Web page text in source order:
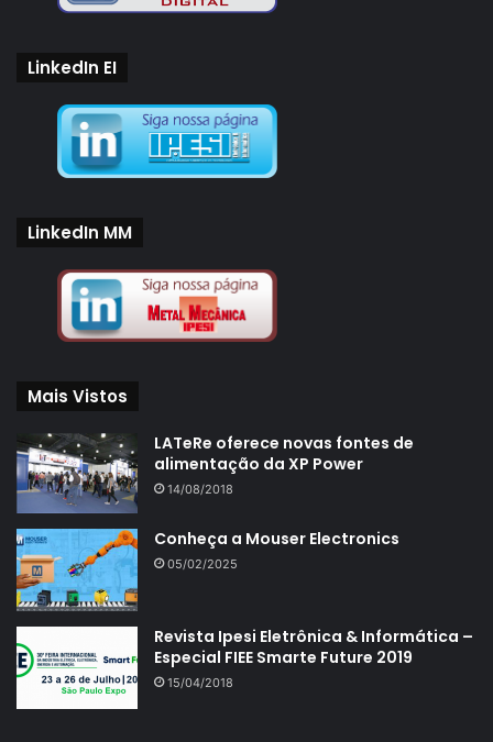
LinkedIn EI
LinkedIn MM
Mais Vistos
LATeRe oferece novas fontes de
alimentação da XP Power
14/08/2018
Conheça a Mouser Electronics
05/02/2025
Revista Ipesi Eletrônica & Informática –
Especial FIEE Smarte Future 2019
15/04/2018